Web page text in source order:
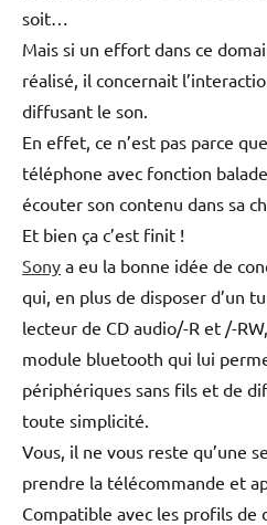
soit…
Mais si un effort dans ce
réalisé, il concernait
diffusant le son.
En effet, ce n’est pas parce
téléphone avec fonction
écouter son contenu dans sa
Et bien ça c’est finit !
Sony a eu la bonne idée de
qui, en plus de disposer d’un
lecteur de CD audio/-R et /-
module bluetooth qui lui
périphériques sans fils et de
toute simplicité.
Vous, il ne vous reste qu’une
prendre la télécommande et
Compatible avec les profils de